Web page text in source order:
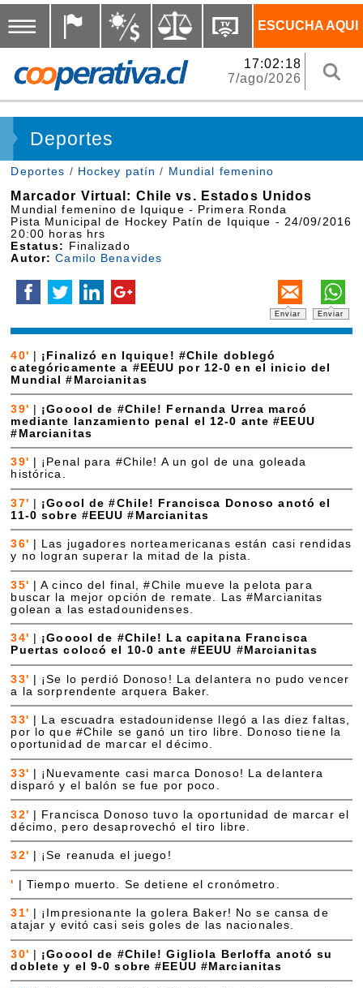
ESCUCHA AQUI
17:02:19
7/ago/2026
Deportes
Deportes / Hockey patín / Mundial femenino
Marcador Virtual: Chile vs. Estados Unidos
Mundial femenino de Iquique - Primera Ronda
Pista Municipal de Hockey Patín de Iquique - 24/09/2016
20:00 horas hrs
Estatus:
Finalizado
Autor: Camilo Benavides
Enviar Enviar
40'
¡Finalizó en Iquique! #Chile doblegó
categóricamente a #EEUU por 12-0 en el inicio del
Mundial #Marcianitas
39' | ¡Gooool de #Chile! Fernanda Urrea marcó
mediante lanzamiento penal el 12-0 ante #EEUU
#Marcianitas
39'
¡Penal para #Chile! A un gol de una goleada
histórica.
37' | ¡Goool de #Chile! Francisca Donoso anotó el
11-0 sobre #EEUU #Marcianitas
36'
Las jugadores norteamericanas están casi rendidas
y no logran superar la mitad de la pista.
35' |A cinco del final, #Chile mueve la pelota para
buscar la mejor opción de remate. Las #Marcianitas
golean a las estadounidenses.
34'
¡Gooool de #Chile! La capitana Francisca
Puertas colocó el 10-0 ante #EEUU #Marcianitas
33'
¡Se lo perdió Donoso! La delantera no pudo vencer
a la sorprendente arquera Baker.
33'
La escuadra estadounidense llegó a las diez faltas,
por lo que #Chile se ganó un tiro libre. Donoso tiene la
oportunidad de marcar el décimo.
33'
¡Nuevamente casi marca Donoso! La delantera
disparó y el balón se fue por poco.
32' | Francisca Donoso tuvo la oportunidad de marcar el
décimo, pero desaprovechó el tiro libre.
32' ¡Se reanuda el juego!
' | Tiempo muerto. Se detiene el cronómetro.
31'
¡Impresionante la golera Baker! No se cansa de
atajar y evitó casi seis goles de las nacionales.
30'
¡Gooool de #Chile! Gigliola Berloffa anotó su
doblete y el 9-0 sobre #EEUU #Marcianitas